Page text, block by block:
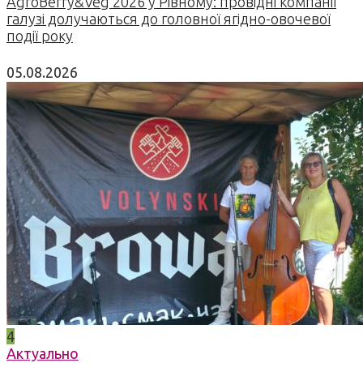
галузі долучаються до головної ягідно-овочевої
події року
05.08.2026
4
Актуально